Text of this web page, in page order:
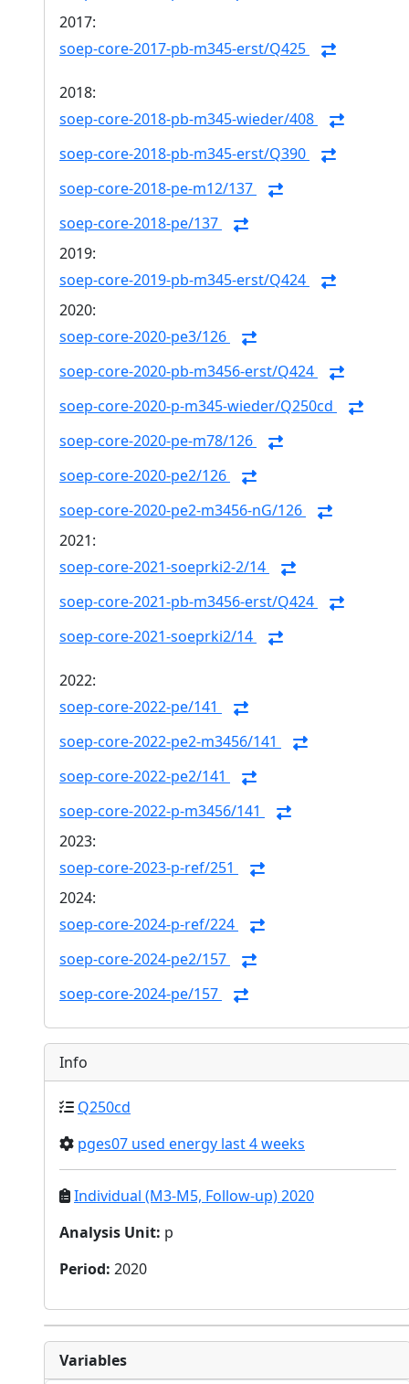
2017:
soep-core-2017-pb-m345-erst/Q425
2018:
soep-core-2018-pb-m345-wieder/408
soep-core-2018-pb-m345-erst/Q390
soep-core-2018-pe-m12/137
soep-core-2018-pe/137
2019:
soep-core-2019-pb-m345-erst/Q424
2020:
soep-core-2020-pe3/126
soep-core-2020-pb-m3456-erst/Q424
soep-core-2020-p-m345-wieder/Q250cd
soep-core-2020-pe-m78/126
soep-core-2020-pe2/126
soep-core-2020-pe2-m3456-nG/126
2021:
soep-core-2021-soeprki2-2/14
soep-core-2021-pb-m3456-erst/Q424
soep-core-2021-soeprki2/14
2022:
soep-core-2022-pe/141
soep-core-2022-pe2-m3456/141
soep-core-2022-pe2/141
soep-core-2022-p-m3456/141
2023:
soep-core-2023-p-ref/251
2024:
soep-core-2024-p-ref/224
soep-core-2024-pe2/157
soep-core-2024-pe/157
Info
Q250cd
pges07 used energy last 4 weeks
Individual (M3-M5, Follow-up) 2020
Analysis Unit: p
Period: 2020
Variables